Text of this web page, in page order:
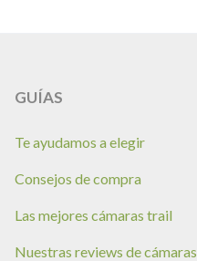
GUÍAS
Te ayudamos a elegir
Consejos de compra
Las mejores cámaras trail
Nuestras reviews de cámaras